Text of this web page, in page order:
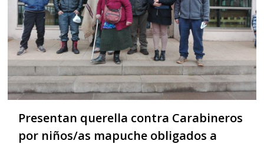
Presentan querella contra Carabineros
por niños/as mapuche obligados a